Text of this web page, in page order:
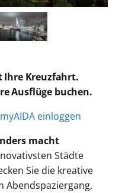
Ihre Kreuzfahrt.
Ausflüge buchen.
einloggen
macht
Städte
Sie die kreative
Abendspaziergang,